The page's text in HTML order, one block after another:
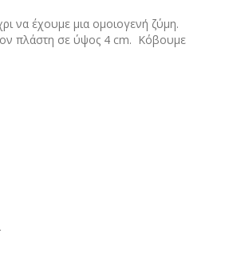
να έχουμε μια ομοιογενή ζύμη.
πλάστη σε ύψος 4 cm. Κόβουμε